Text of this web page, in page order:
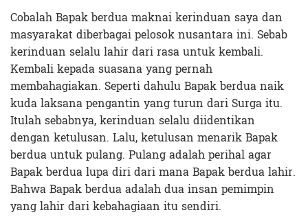
Cobalah Bapak berdua maknai kerinduan saya dan
masyarakat diberbagai pelosok nusantara ini. Sebab
kerinduan selalu lahir dari rasa untuk kembali.
Kembali kepada suasana yang pernah
membahagiakan. Seperti dahulu Bapak berdua naik
kuda laksana pengantin yang turun dari Surga itu.
Itulah sebabnya, kerinduan selalu diidentikan
dengan ketulusan. Lalu, ketulusan menarik Bapak
berdua untuk pulang. Pulang adalah perihal agar
Bapak berdua lupa diri dari mana Bapak berdua lahir.
Bahwa Bapak berdua adalah dua insan pemimpin
yang lahir dari kebahagiaan itu sendiri.